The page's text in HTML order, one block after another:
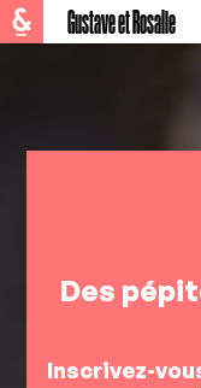
Gustave et Rosalie
Des
Inscrivez-